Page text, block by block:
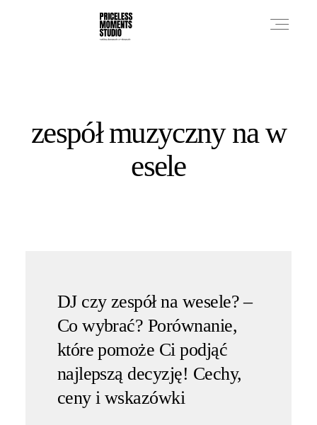
zespół muzyczny na w
esele
DJ czy zespół na wesele? –
Co wybrać? Porównanie,
które pomoże Ci podjąć
najlepszą decyzję! Cechy,
ceny i wskazówki
PHOTO WORKS